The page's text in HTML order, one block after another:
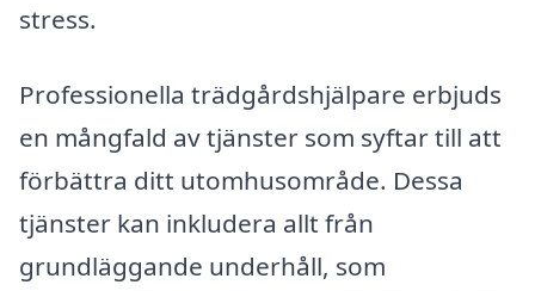
stress.
Professionella trädgårdshjälpare erbjuds
en mångfald av tjänster som syftar till att
förbättra ditt utomhusområde. Dessa
tjänster kan inkludera allt från
grundläggande underhåll, som